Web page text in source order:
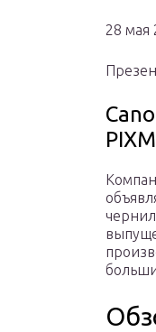
28 мая